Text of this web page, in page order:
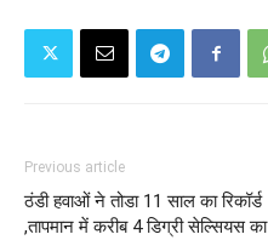
Previous article
ठंडी हवाओं ने तोडा 11 साल का रिकॉर्ड
,तापमान में करीब 4 डिग्री सेल्सियस का